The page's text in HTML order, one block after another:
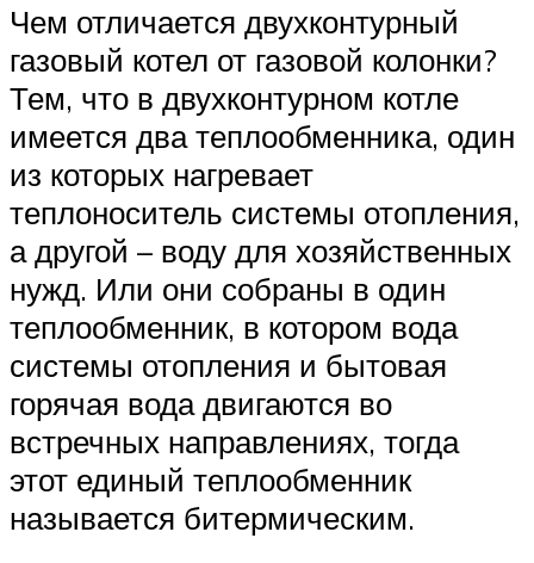
Чем отличается двухконтурный
газовый котел от газовой колонки?
Тем, что в двухконтурном котле
имеется два теплообменника, один
из которых нагревает
теплоноситель системы отопления,
а другой – воду для хозяйственных
нужд. Или они собраны в один
теплообменник, в котором вода
системы отопления и бытовая
горячая вода двигаются во
встречных направлениях, тогда
этот единый теплообменник
называется битермическим.